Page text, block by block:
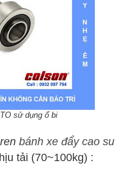
sử dụng ổ bi
bánh xe đẩy cao su
tải (70~100kg) :